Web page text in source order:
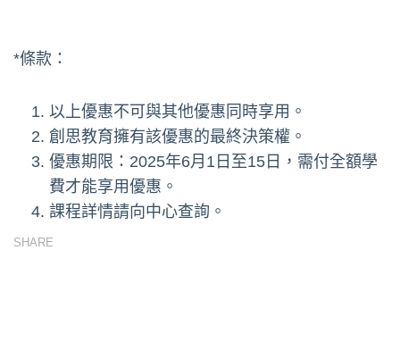
*條款：
以上優惠不可與其他優惠同時享用。
創思教育擁有該優惠的最終決策權。
優惠期限：2025年6月1日至15日，需付全額學
費才能享用優惠。
課程詳情請向中心查詢。
SHARE